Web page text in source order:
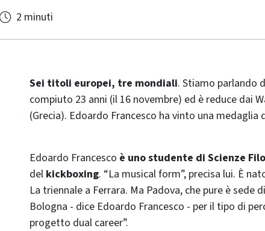
2 minuti
Sei titoli europei, tre mondiali. Stiamo parlando
compiuto 23 anni (il 16 novembre) ed è reduce dai
(Grecia). Edoardo Francesco ha vinto una medaglia
Edoardo Francesco è uno studente di Scienze
del kickboxing. “La musical form”, precisa lui. È
La triennale a Ferrara. Ma Padova, che pure è sede
Bologna - dice Edoardo Francesco - per il tipo di
progetto dual career”.